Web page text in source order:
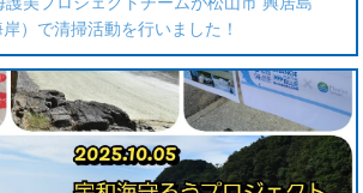
岸）で清掃活動を行いました！